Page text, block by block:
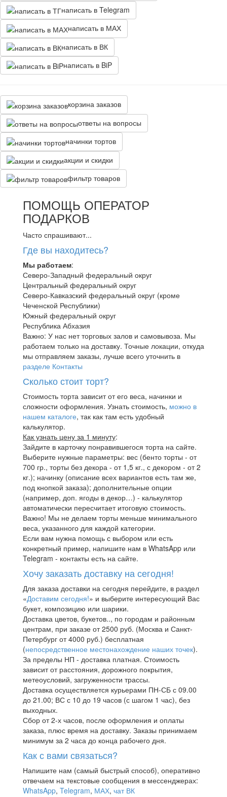
написать в Telegram
написать в МАХ
написать в ВК
написать в BiP
корзина заказов
ответы на вопросы
начинки тортов
акции и скидки
фильтр товаров
ПОМОЩЬ ОПЕРАТОР
ПОДАРКОВ
Часто спрашивают...
Где вы находитесь?
Мы работаем:
Северо-Западный федеральный округ
Центральный федеральный округ
Северо-Кавказский федеральный округ (кроме
Чеченской Республики)
Южный федеральный округ
Республика Абхазия
Важно: У нас нет торговых залов и самовывоза. Мы
работаем только на доставку. Точные локации, откуда
мы отправляем заказы, лучше всего уточнить в
разделе Контакты
Сколько стоит торт?
Стоимость торта зависит от его веса, начинки и
сложности оформления. Узнать стоимость, можно в
нашем каталоге, так как там есть удобный
калькулятор.
Как узнать цену за 1 минуту:
Зайдите в карточку понравившегося торта на сайте.
Выберите нужные параметры: вес (бенто торты - от
700 гр., торты без декора - от 1,5 кг., с декором - от 2
кг.); начинку (описание всех вариантов есть там же,
под кнопкой заказа); дополнительные опции
(например, доп. ягоды в декор…) - калькулятор
автоматически пересчитает итоговую стоимость.
Важно! Мы не делаем торты меньше минимального
веса, указанного для каждой категории.
Если вам нужна помощь с выбором или есть
конкретный пример, напишите нам в WhatsApp или
Telegram - контакты есть на сайте.
Хочу заказать доставку на сегодня!
Для заказа доставки на сегодня перейдите, в раздел
«Доставим сегодня!» и выберите интересующий Вас
букет, композицию или шарики.
Доставка цветов, букетов.., по городам и районным
центрам, при заказе от 2500 руб. (Москва и Санкт-
Петербург от 4000 руб.) бесплатная
(непосредственное местонахождение наших точек).
За пределы НП - доставка платная. Стоимость
зависит от расстояния, дорожного покрытия,
метеоусловий, загруженности трассы.
Доставка осуществляется курьерами ПН-СБ с 09.00
до 21.00; ВС с 10 до 19 часов (с шагом 1 час), без
выходных.
Сбор от 2-х часов, после оформления и оплаты
заказа, плюс время на доставку. Заказы принимаем
минимум за 2 часа до конца рабочего дня.
Как с вами связаться?
Напишите нам (самый быстрый способ), оперативно
отвечаем на текстовые сообщения в мессенджерах:
WhatsApp, Telegram, МАХ, чат ВК